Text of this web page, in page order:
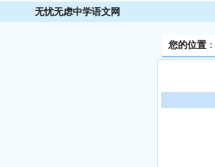
无忧无虑中学语文网
您的位置：